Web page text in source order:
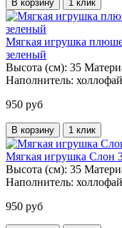
В корзину 1 клик
Мягкая игрушка
зеленый
Высота (см): 35
Наполнитель:
950 руб
В корзину 1 клик
Мягкая игрушка Слон
Высота (см): 35
Наполнитель:
950 руб